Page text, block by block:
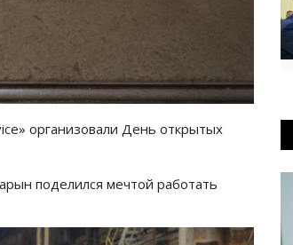
организовали День открытых
поделился мечтой работать